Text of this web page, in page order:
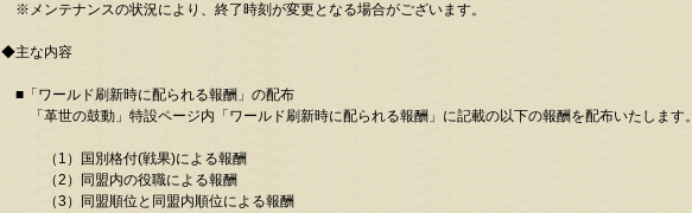
※メンテナンスの状況により、終了時刻が変更となる場合がございます。
◆主な内容
■「ワールド刷新時に配られる報酬」の配布
「革世の鼓動」特設ページ内「ワールド刷新時に配られる報酬」に記載の以下の報酬を配布いたします。
（1）国別格付(戦果)による報酬
（2）同盟内の役職による報酬
（3）同盟順位と同盟内順位による報酬